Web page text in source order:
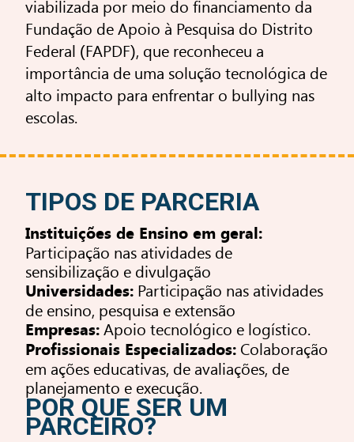
viabilizada por meio do financiamento da
Fundação de Apoio à Pesquisa do Distrito
Federal (FAPDF), que reconheceu a
importância de uma solução tecnológica de
alto impacto para enfrentar o bullying nas
escolas.
TIPOS DE PARCERIA
Instituições de Ensino em geral:
Participação nas atividades de
sensibilização e divulgação
Universidades: Participação nas atividades
de ensino, pesquisa e extensão
Empresas: Apoio tecnológico e logístico.
Profissionais Especializados: Colaboração
em ações educativas, de avaliações, de
planejamento e execução.
POR QUE SER UM
PARCEIRO?